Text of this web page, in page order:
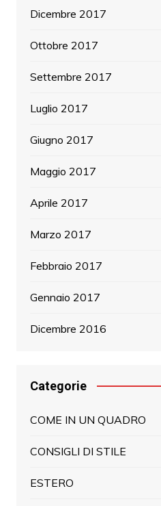
Dicembre 2017
Ottobre 2017
Settembre 2017
Luglio 2017
Giugno 2017
Maggio 2017
Aprile 2017
Marzo 2017
Febbraio 2017
Gennaio 2017
Dicembre 2016
Categorie
COME IN UN QUADRO
CONSIGLI DI STILE
ESTERO